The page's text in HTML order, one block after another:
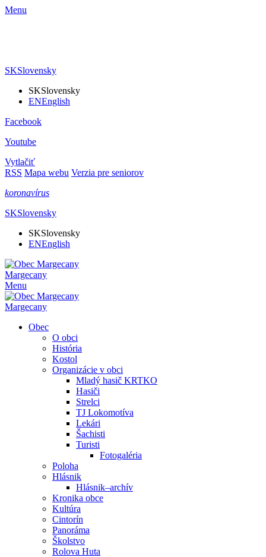
Menu
SKSlovensky
SKSlovensky
ENEnglish
Facebook
Youtube
Vytlačiť
RSS Mapa webu Verzia pre seniorov
koronavírus
SKSlovensky
SKSlovensky
ENEnglish
Margecany
Menu
Margecany
Obec
O obci
História
Kostol
Organizácie v obci
Mladý hasič KRTKO
Hasiči
Strelci
TJ Lokomotíva
Lekári
Šachisti
Turisti
Fotogaléria
Poloha
Hlásnik
Hlásnik–archív
Kronika obce
Kultúra
Cintorín
Panoráma
Školstvo
Rolova Huta